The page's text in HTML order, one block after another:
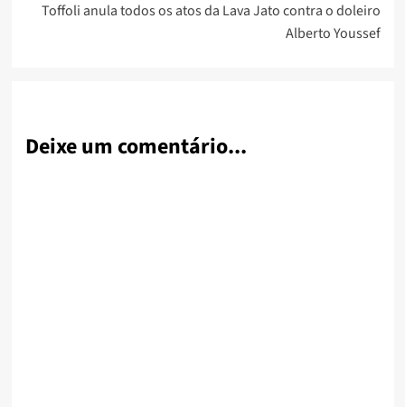
Toffoli anula todos os atos da Lava Jato contra o doleiro
Alberto Youssef
Deixe um comentário...